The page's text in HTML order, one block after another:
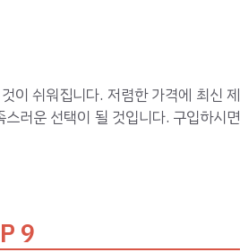
이 쉬워집니다. 저렴한 가격에 최신 제
러운 선택이 될 것입니다. 구입하시면
9